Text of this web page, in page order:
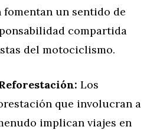
fomentan un sentido de
compartida
del motociclismo.
Los
que involucran a
implican viajes en